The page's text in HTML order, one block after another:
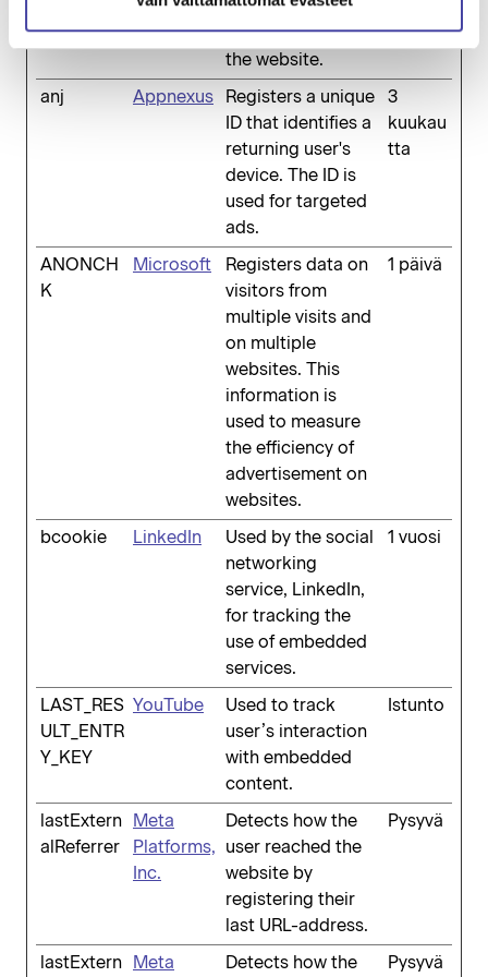
the
advertisements on
the website.
anj Appnexus
Registers a unique
ID that identifies a
returning user's
device. The ID is
used for targeted
ads.
3
kuukau
tta
ANONCH
K
Microsoft
Registers data on
visitors from
multiple visits and
on multiple
websites. This
information is
used to measure
the efficiency of
advertisement on
websites.
1 päivä
bcookie LinkedIn
Used by the social
networking
service, LinkedIn,
for tracking the
use of embedded
services.
1 vuosi
LAST_RES
ULT_ENTR
Y_KEY
YouTube
Used to track
user’s interaction
with embedded
content.
Istunto
lastExtern
alReferrer
Meta
Platforms,
Inc.
Detects how the
user reached the
website by
registering their
last URL-address.
Pysyvä
lastExtern Meta Detects how the Pysyvä